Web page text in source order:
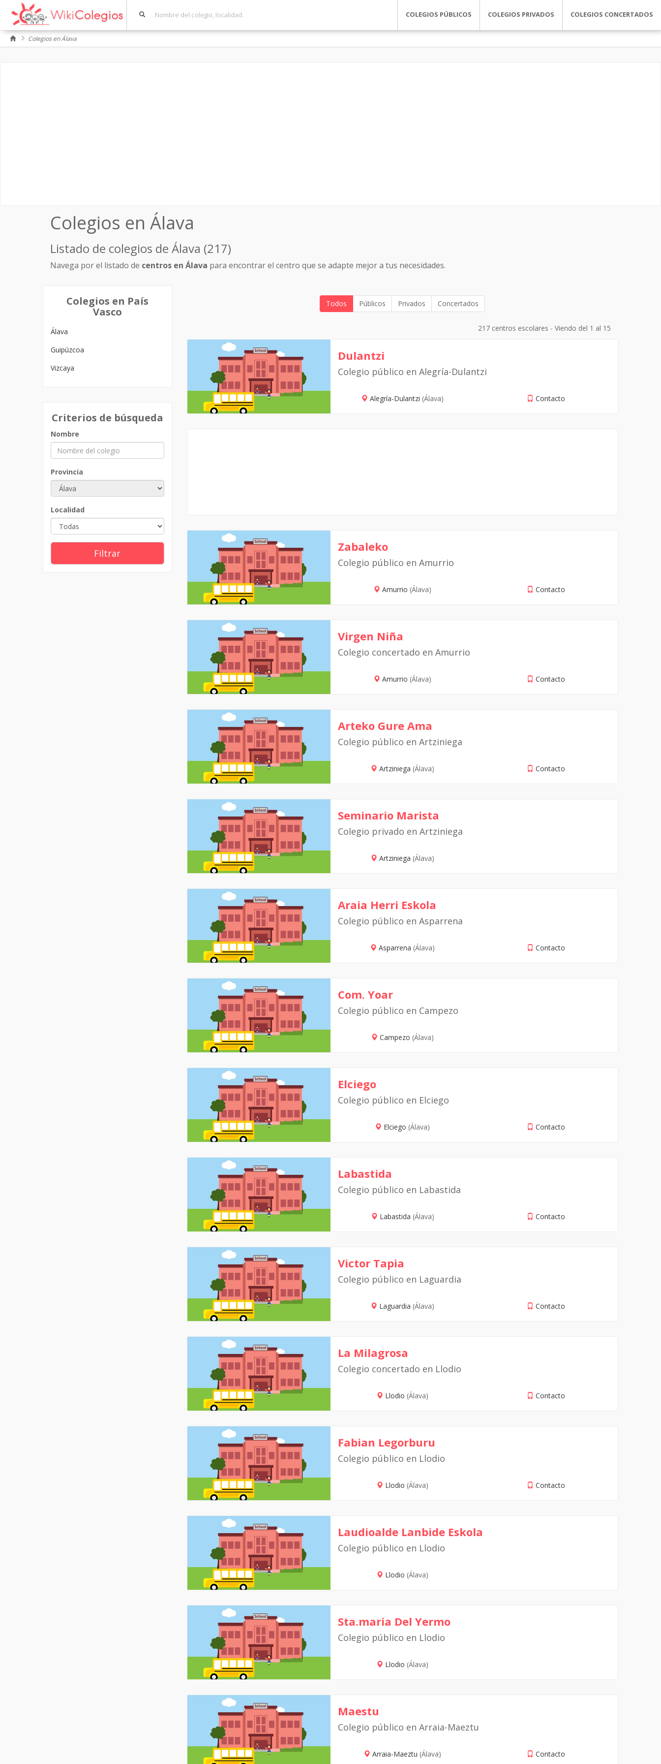
COLEGIOS PÚBLICOS COLEGIOS PRIVADOS COLEGIOS CONCERTADOS
Colegios en Álava
Colegios en Álava
Listado de colegios de Álava (217)
Navega por el listado de centros en Álava para encontrar el centro que se adapte mejor a tus necesidades.
Colegios en País
Vasco
Álava
Guipúzcoa
Vizcaya
Criterios de búsqueda
Nombre
Provincia
Localidad
Filtrar
Todos Públicos Privados Concertados
217 centros escolares - Viendo del 1 al 15
Dulantzi
Colegio público en Alegría-Dulantzi
Alegría-Dulantzi (Álava) Contacto
Zabaleko
Colegio público en Amurrio
Amurrio (Álava) Contacto
Virgen Niña
Colegio concertado en Amurrio
Amurrio (Álava) Contacto
Arteko Gure Ama
Colegio público en Artziniega
Artziniega (Álava) Contacto
Seminario Marista
Colegio privado en Artziniega
Artziniega (Álava)
Araia Herri Eskola
Colegio público en Asparrena
Asparrena (Álava) Contacto
Com. Yoar
Colegio público en Campezo
Campezo (Álava)
Elciego
Colegio público en Elciego
Elciego (Álava) Contacto
Labastida
Colegio público en Labastida
Labastida (Álava) Contacto
Victor Tapia
Colegio público en Laguardia
Laguardia (Álava) Contacto
La Milagrosa
Colegio concertado en Llodio
Llodio (Álava) Contacto
Fabian Legorburu
Colegio público en Llodio
Llodio (Álava) Contacto
Laudioalde Lanbide Eskola
Colegio público en Llodio
Llodio (Álava)
Sta.maria Del Yermo
Colegio público en Llodio
Llodio (Álava)
Maestu
Colegio público en Arraia-Maeztu
Arraia-Maeztu (Álava) Contacto